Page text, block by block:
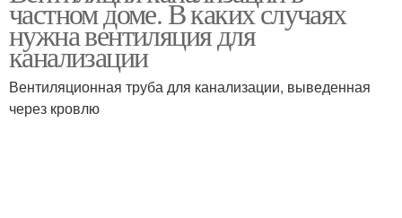
частном доме. В каких случаях
нужна вентиляция для
канализации
Вентиляционная труба для канализации, выведенная
через кровлю